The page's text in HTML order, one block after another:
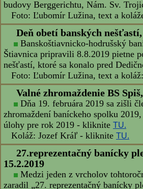
21.2.2020
Organizátor 13. stretnutia banských miest a obcí
Zmena termínu a programu vyhradená.
Kliknite -TU.
24.1.2020
Dnes sa v Handlovej konalo zasadnutie Rady
13.1.2020
13. stretnutie banských miest a obcí Slovenska sa
1.1.2020
Všetko najlepšie do nového roku svojim členom,
cechov Slovenska.
Valné zhromaždenie BŠHBS, 28.11.2019
Dňa 28.11.2019 sa konalo Valné zhromaždenie
Foto: Ľubomír Lužina, text a koláž: Jozef Kráľ - kliknite
Odhalenie pamätnej tabule,
V rámci programu seminára
1788) štvrťtisícročia od jeho
tabuľa na 1. budove Baníckej
Foto: Ľubomír Lužina, text a